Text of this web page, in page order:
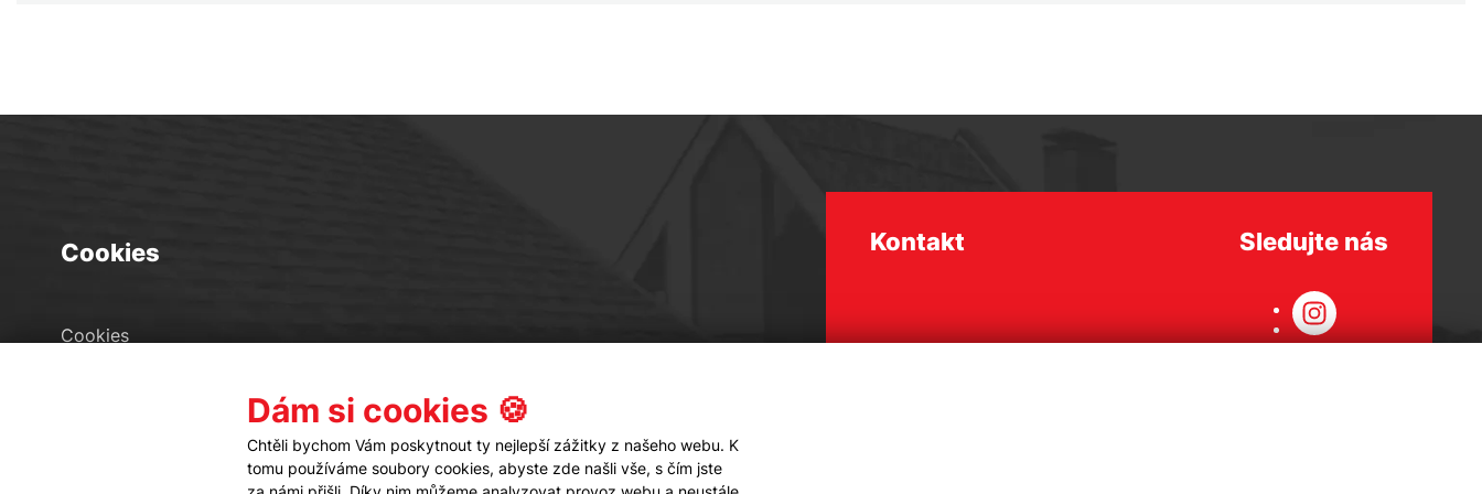
Cookies
Cookies
Kontakt Sledujte nás
Dám si cookies 🍪
Chtěli bychom Vám poskytnout ty nejlepší zážitky z našeho webu. K
tomu používáme soubory cookies, abyste zde našli vše, s čím jste